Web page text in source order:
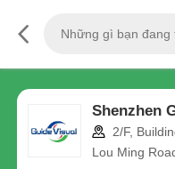
Shenzhen
2/F,
Lou Ming